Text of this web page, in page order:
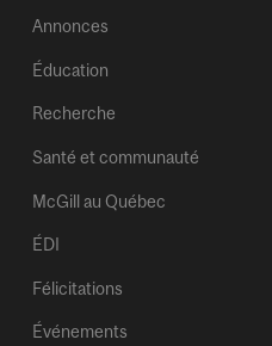
Annonces
Éducation
Recherche
Santé et communauté
McGill au Québec
ÉDI
Félicitations
Événements